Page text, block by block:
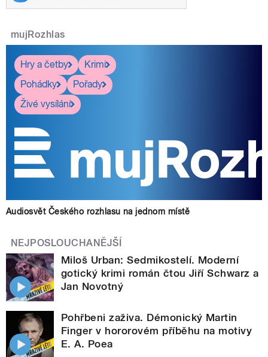
mujRozhlas
Hry a četby
Krimi
Pohádky
Pořady
Živé vysílání
Audiosvět Českého rozhlasu na jednom místě
NEJPOSLOUCHANĚJŠÍ
Miloš Urban: Sedmikostelí. Moderní
gotický krimi román čtou Jiří Schwarz a
Jan Novotný
Pohřbeni zaživa. Démonický Martin
Finger v hororovém příběhu na motivy
E. A. Poea